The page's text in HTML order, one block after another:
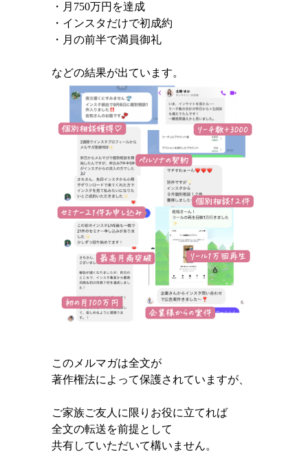
・月750万円を達成
・インスタだけで初成約
・月の前半で満員御礼
などの結果が出ています。
このメルマガは全文が
著作権法によって保護されていますが、
ご家族ご友人に限りお役に立てれば
全文の転送を前提として
共有していただいて構いません。